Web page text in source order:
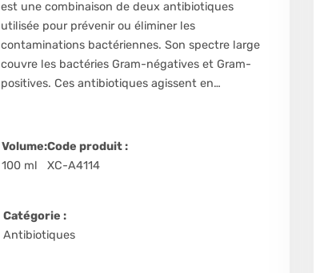
est une combinaison de deux antibiotiques
utilisée pour prévenir ou éliminer les
contaminations bactériennes. Son spectre large
couvre les bactéries Gram-négatives et Gram-
positives. Ces antibiotiques agissent en…
Volume:
100 ml
Code produit :
XC-A4114
Catégorie :
Antibiotiques